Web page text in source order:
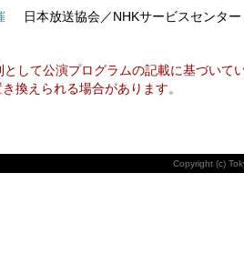
日本放送協会／NHKサービスセンター
して公演プログラムの記載に基づいて
換えられる場合があります。
Copyright (c)